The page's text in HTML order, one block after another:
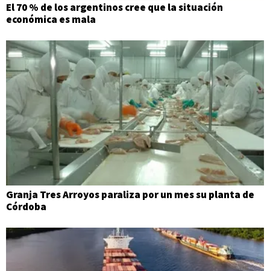
El 70 % de los argentinos cree que la situación
económica es mala
Granja Tres Arroyos paraliza por un mes su planta de
Córdoba